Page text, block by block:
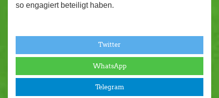
so engagiert beteiligt haben.
Twitter
WhatsApp
Telegram